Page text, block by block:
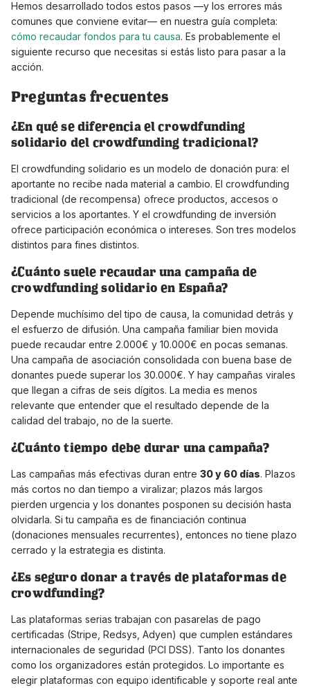
Hemos desarrollado todos estos pasos —y los errores más
comunes que conviene evitar— en nuestra guía completa:
cómo recaudar fondos para tu causa. Es probablemente el
siguiente recurso que necesitas si estás listo para pasar a la
acción.
Preguntas frecuentes
¿En qué se diferencia el crowdfunding
solidario del crowdfunding tradicional?
El crowdfunding solidario es un modelo de donación pura: el
aportante no recibe nada material a cambio. El crowdfunding
tradicional (de recompensa) ofrece productos, accesos o
servicios a los aportantes. Y el crowdfunding de inversión
ofrece participación económica o intereses. Son tres modelos
distintos para fines distintos.
¿Cuánto suele recaudar una campaña de
crowdfunding solidario en España?
Depende muchísimo del tipo de causa, la comunidad detrás y
el esfuerzo de difusión. Una campaña familiar bien movida
puede recaudar entre 2.000€ y 10.000€ en pocas semanas.
Una campaña de asociación consolidada con buena base de
donantes puede superar los 30.000€. Y hay campañas virales
que llegan a cifras de seis dígitos. La media es menos
relevante que entender que el resultado depende de la
calidad del trabajo, no de la suerte.
¿Cuánto tiempo debe durar una campaña?
Las campañas más efectivas duran entre 30 y 60 días. Plazos
más cortos no dan tiempo a viralizar; plazos más largos
pierden urgencia y los donantes posponen su decisión hasta
olvidarla. Si tu campaña es de financiación continua
(donaciones mensuales recurrentes), entonces no tiene plazo
cerrado y la estrategia es distinta.
¿Es seguro donar a través de plataformas de
crowdfunding?
Las plataformas serias trabajan con pasarelas de pago
certificadas (Stripe, Redsys, Adyen) que cumplen estándares
internacionales de seguridad (PCI DSS). Tanto los donantes
como los organizadores están protegidos. Lo importante es
elegir plataformas con equipo identificable y soporte real ante